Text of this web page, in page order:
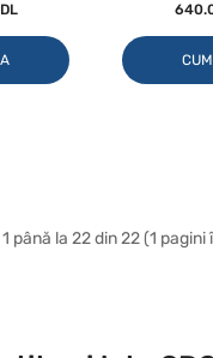
până la 22 din 22 (1 pagini